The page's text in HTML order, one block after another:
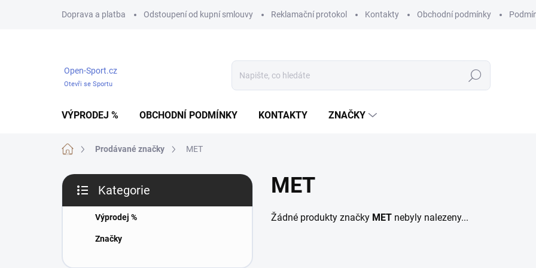
Doprava a platba Odstoupení od kupní smlouvy Reklamační protokol Kontakty Obchodní podmínky
Open-Sport.cz
Otevři se Sportu
Hledat
VÝPRODEJ % OBCHODNÍ PODMÍNKY KONTAKTY ZNAČKY
Domů Prodávané značky MET
P
s
n
kategorie
Kategorie
Výprodej %
Značky
MET
Žádné produkty značky MET nebyly nalezeny...